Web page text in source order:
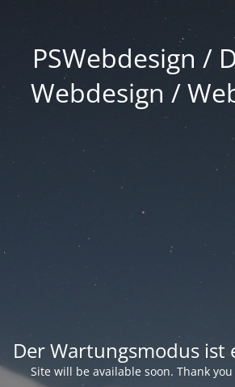
PSWebdesign /
Webdesign /
Der Wartungsmodus ist
Site will be available soon. Thank